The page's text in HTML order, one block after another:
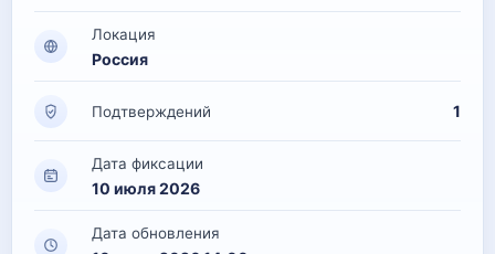
Локация
Россия
Подтверждений 1
Дата фиксации
10 июля 2026
Дата обновления